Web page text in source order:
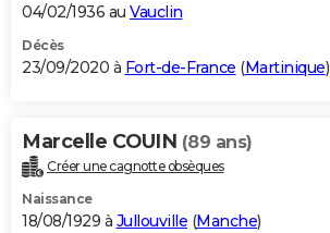
04/02/1936 au Vauclin
Décès
23/09/2020 à Fort-de-France (Martinique)
Marcelle COUIN (89 ans)
Créer une cagnotte obsèques
Naissance
18/08/1929 à Jullouville (Manche)